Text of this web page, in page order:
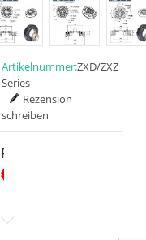
Artikelnummer:ZXD/ZXZ
Series
Rezension
schreiben
Preis:
€122.42